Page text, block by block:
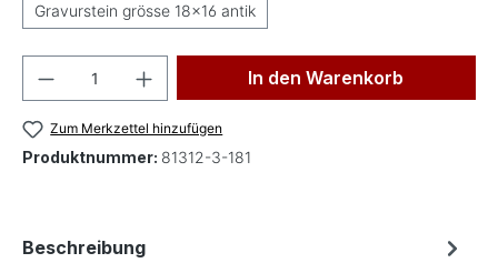
Gravurstein grösse 18x16 antik
Produkt Anzahl: Gib den gewünschten
In den Warenkorb
Zum Merkzettel hinzufügen
Produktnummer: 81312-3-181
Beschreibung